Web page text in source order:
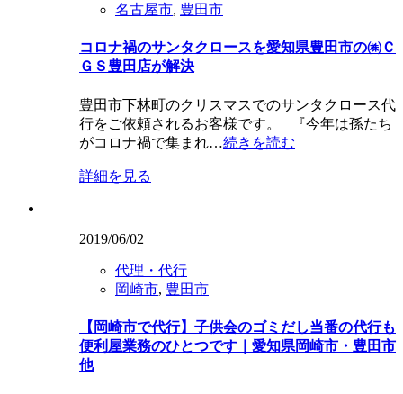
名古屋市, 豊田市
コロナ禍のサンタクロースを愛知県豊田市の㈱Ｃ
ＧＳ豊田店が解決
豊田市下林町のクリスマスでのサンタクロース代
行をご依頼されるお客様です。 『今年は孫たち
がコロナ禍で集まれ…続きを読む
詳細を見る
2019/06/02
代理・代行
岡崎市, 豊田市
【岡崎市で代行】子供会のゴミだし当番の代行も
便利屋業務のひとつです｜愛知県岡崎市・豊田市
他